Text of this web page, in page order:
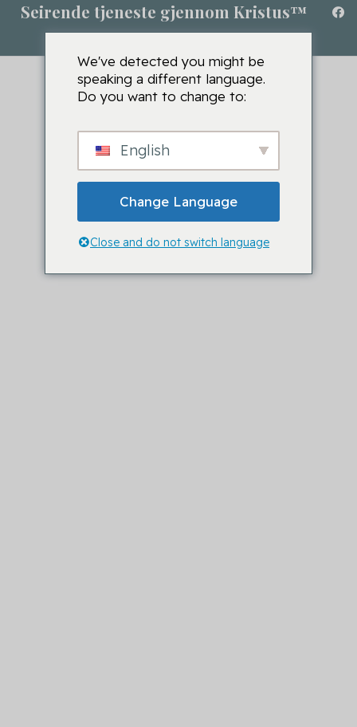
Seirende tjeneste gjennom Kristus™
We've detected you might be
speaking a different language.
Do you want to change to:
English
Change Language
Close and do not switch language